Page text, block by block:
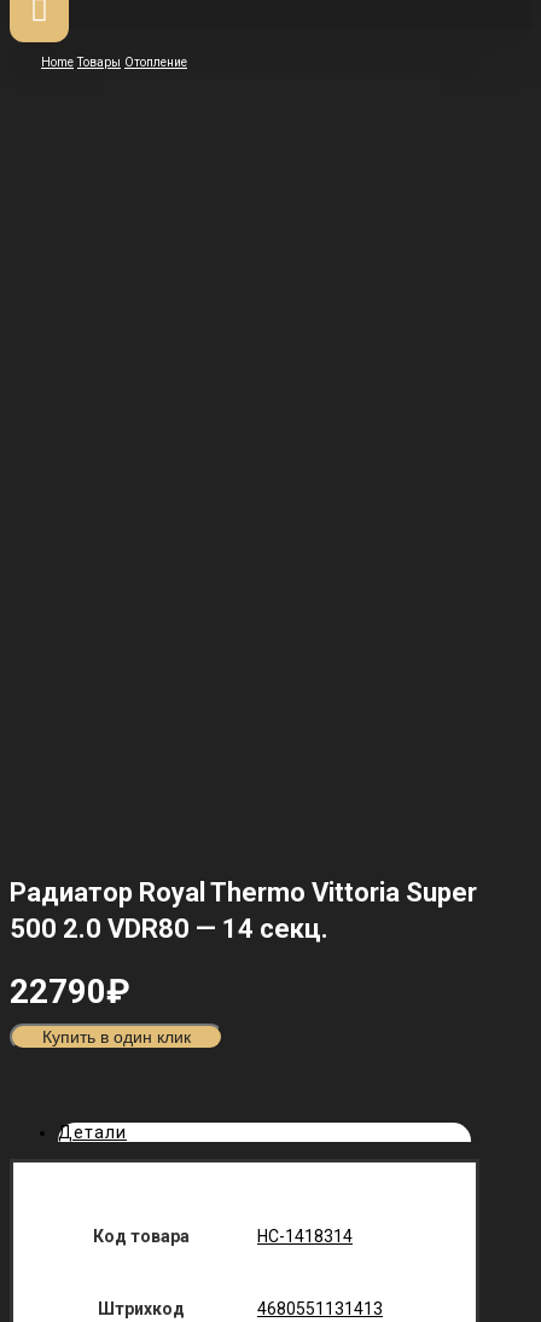
Home Товары Отопление
Радиатор Royal Thermo Vittoria Super
500 2.0 VDR80 — 14 секц.
22790₽
Купить в один клик
Детали
Код товара НС-1418314
Штрихкод 4680551131413